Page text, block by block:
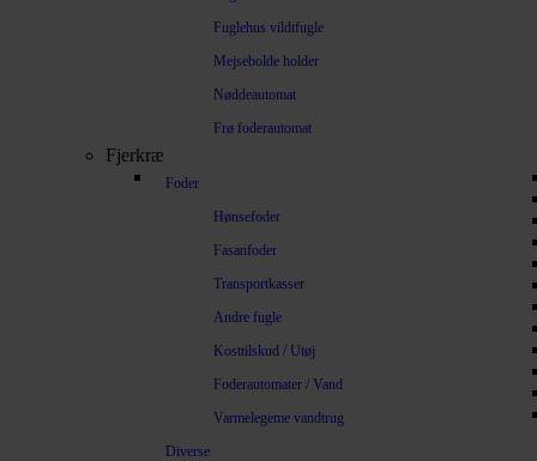
Fuglehus vildtfugle
Mejsebolde holder
Nøddeautomat
Frø foderautomat
Fjerkræ
Foder
Hønsefoder
Fasanfoder
Transportkasser
Andre fugle
Kosttilskud / Utøj
Foderautomater / Vand
Varmelegeme vandtrug
Diverse